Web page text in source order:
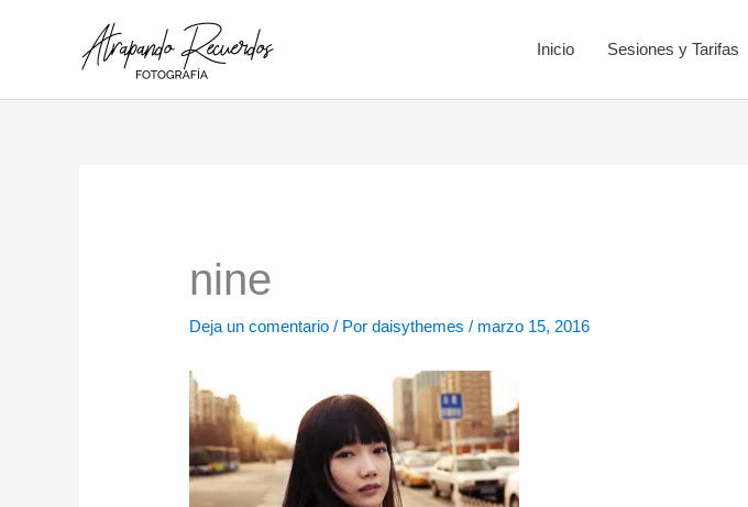
Inicio Sesiones y Tarifas
nine
Deja un comentario / Pordaisythemes/ marzo 15, 2016